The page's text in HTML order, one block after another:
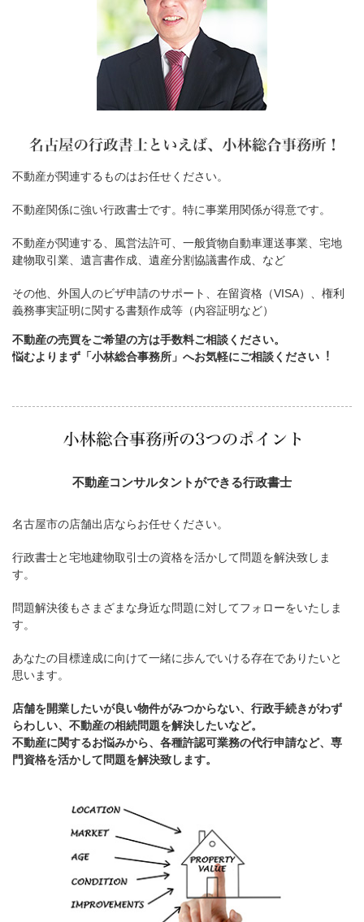
不動産が関連するものはお任せください。
不動産関係に強い行政書士です。特に事業用関係が得意です。
不動産が関連する、風営法許可、一般貨物自動車運送事業、宅地
建物取引業、遺言書作成、遺産分割協議書作成、など
その他、外国人のビザ申請のサポート、在留資格（VISA）、権利
義務事実証明に関する書類作成等（内容証明など）
不動産の売買をご希望の方は手数料ご相談ください。
悩むよりまず「小林総合事務所」へお気軽にご相談ください︕
不動産コンサルタントができる行政書士
名古屋市の店舗出店ならお任せください。
行政書士と宅地建物取引士の資格を活かして問題を解決致しま
す。
問題解決後もさまざまな身近な問題に対してフォローをいたしま
す。
あなたの目標達成に向けて一緒に歩んでいける存在でありたいと
思います。
店舗を開業したいが良い物件がみつからない、行政手続きがわず
らわしい、不動産の相続問題を解決したいなど。
不動産に関するお悩みから、各種許認可業務の代行申請など、専
門資格を活かして問題を解決致します。